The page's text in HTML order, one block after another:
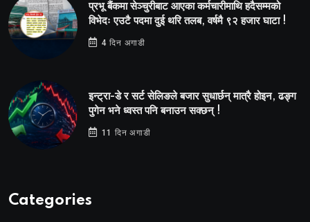
प्रभू बैंकमा सेञ्चुरीबाट आएका कर्मचारीमाथि हदैसम्मको
विभेदः एउटै पदमा दुई थरि तलब, वर्षमै ९२ हजार घाटा !
4 दिन अगाडी
इन्ट्रा-डे र सर्ट सेलिङले बजार सुधार्छन् मात्रै होइन, ढङ्ग
पुगेन भने ध्वस्त पनि बनाउन सक्छन् !
11 दिन अगाडी
Categories